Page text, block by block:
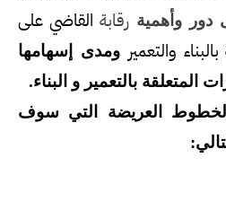
دور وأهمية رقابة القاضي على
والتعمير ومدى إسهامها
المتعلقة بالتعمير و البناء.
العريضة التي سوف